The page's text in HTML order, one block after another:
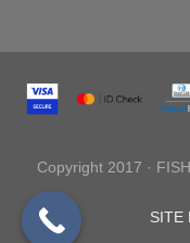
Copyright 2017 ·
SITE